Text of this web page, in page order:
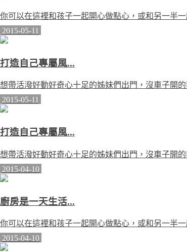
你可以在這裡和孩子一起開心做點心，或和另一半
2015-05-11
打造自己專屬風...
想帶活潑好動好奇心十足的姊妹們出門，沒車子開
2015-05-11
打造自己專屬風...
想帶活潑好動好奇心十足的姊妹們出門，沒車子開
2015-04-10
廚房是一天生活...
你可以在這裡和孩子一起開心做點心，或和另一半
2015-04-10